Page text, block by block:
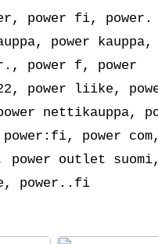
power fi,
power kauppa,
power f, power
power liike,
nettikauppa,
power
outlet suomi,
power..fi